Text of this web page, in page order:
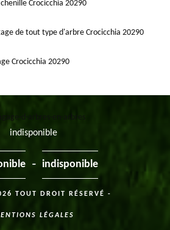
Crocicchia 20290
de tout type d'arbre Crocicchia 20290
Crocicchia 20290
indisponible
- indisponible
TOUT DROIT RÉSERVÉ -
LÉGALES